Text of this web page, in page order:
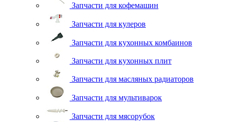
Запчасти для кофемашин
Запчасти для кулеров
Запчасти для кухонных комбаинов
Запчасти для кухонных плит
Запчасти для масляных радиаторов
Запчасти для мультиварок
Запчасти для мясорубок